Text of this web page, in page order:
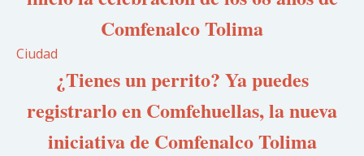
Comfenalco Tolima
Ciudad
¿Tienes un perrito? Ya puedes
registrarlo en Comfehuellas, la nueva
iniciativa de Comfenalco Tolima